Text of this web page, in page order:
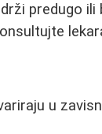
predugo ili
u